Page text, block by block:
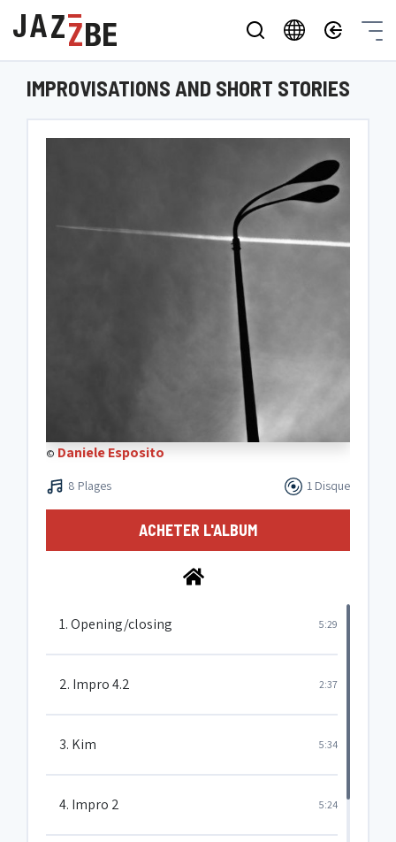
IMPROVISATIONS AND SHORT STORIES
© Daniele Esposito
8 Plages 1 Disque
ACHETER L'ALBUM
1. Opening/closing 5:29
2. Impro 4.2 2:37
3. Kim 5:34
4. Impro 2 5:24